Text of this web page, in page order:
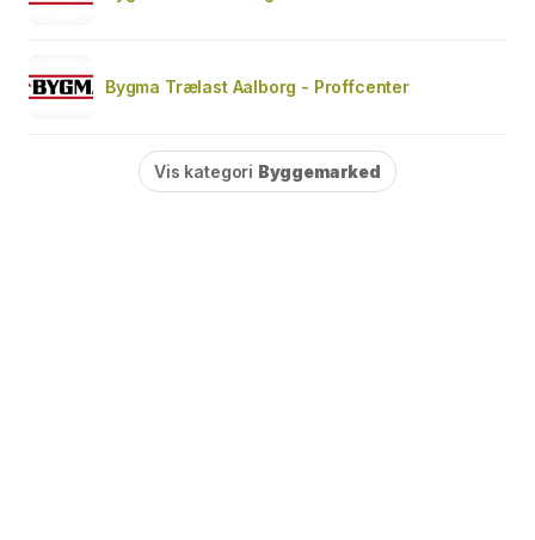
Bygma Trælast Aalborg - Proffcenter
Vis kategori Byggemarked